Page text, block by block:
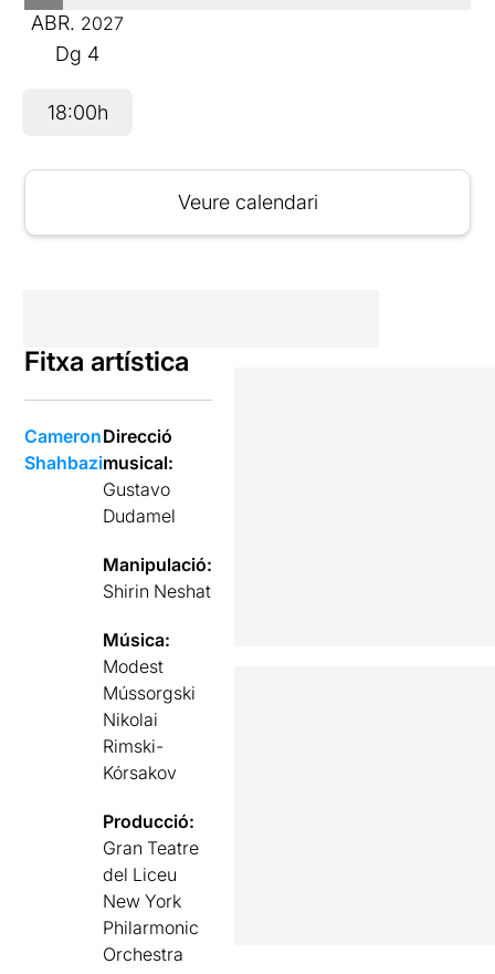
ABR. 2027
Dg 4
18:00h
Veure calendari
Fitxa artística
Cameron
Shahbazi
Direcció
musical:
Gustavo
Dudamel
Manipulació:
Shirin Neshat
Música:
Modest
Mússorgski
Nikolai
Rimski-
Kórsakov
Producció:
Gran Teatre
del Liceu
New York
Philarmonic
Orchestra